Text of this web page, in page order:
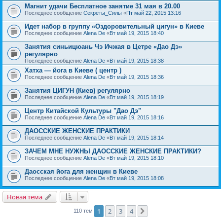
Магнит удачи Бесплатное занятие 31 мая в 20.00
Последнее сообщение Секреты_Силы «Пт май 22, 2015 13:16
Идет набор в группу «Оздоровительный цигун» в Киеве
Последнее сообщение Alena De «Вт май 19, 2015 18:40
Занятия синьицюань Чэ Ичжая в Цетре «Дао Дэ»
регулярно
Последнее сообщение Alena De «Вт май 19, 2015 18:38
Хатха — йога в Киеве ( центр )
Последнее сообщение Alena De «Вт май 19, 2015 18:36
Занятия ЦИГУН (Киев) регулярно
Последнее сообщение Alena De «Вт май 19, 2015 18:19
Центр Китайской Культуры "Дао Дэ"
Последнее сообщение Alena De «Вт май 19, 2015 18:16
ДАОССКИЕ ЖЕНСКИЕ ПРАКТИКИ
Последнее сообщение Alena De «Вт май 19, 2015 18:14
ЗАЧЕМ МНЕ НУЖНЫ ДАОССКИЕ ЖЕНСКИЕ ПРАКТИКИ?
Последнее сообщение Alena De «Вт май 19, 2015 18:10
Даосская йога для женщин в Киеве
Последнее сообщение Alena De «Вт май 19, 2015 18:08
Новая тема
110 тем 1 2 3 4